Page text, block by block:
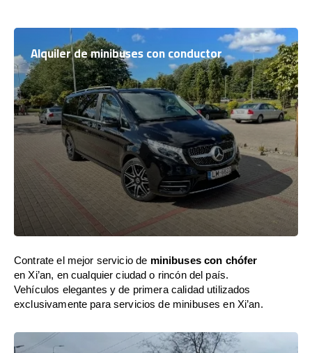
Alquiler de minibuses con conductor
Contrate el mejor servicio de minibuses con chófer
en Xi’an, en cualquier ciudad o rincón del país.
Vehículos elegantes y de primera calidad utilizados
exclusivamente para servicios de minibuses en Xi’an.